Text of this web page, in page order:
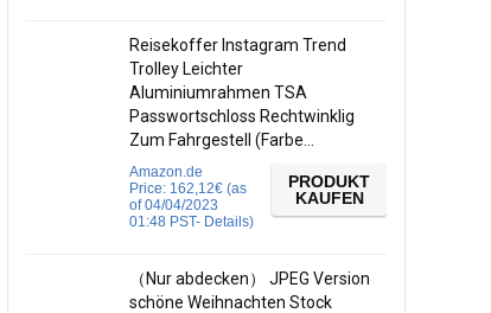
Reisekoffer Instagram Trend
Trolley Leichter
Aluminiumrahmen TSA
Passwortschloss Rechtwinklig
Zum Fahrgestell (Farbe…
Amazon.de
Price: 162,12€ (as
of 04/04/2023
01:48 PST- Details)
PRODUKT
KAUFEN
（Nur abdecken） JPEG Version
schöne Weihnachten Stock